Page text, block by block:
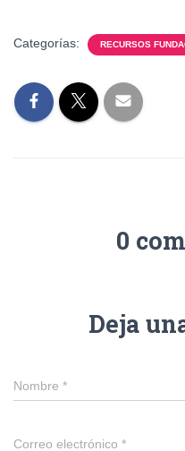
Categorías: RECURSOS
0
Deja
Nombre *
Correo electrónico *